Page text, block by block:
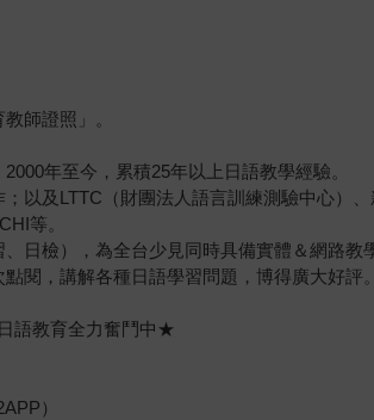
師證照」。
年至今，累積25年以上日語教學經驗。
以及LTTC（財團法人語言訓練測驗中心）
等。
日檢），為全台少見同時具備實體＆網路教
閱，講解各種日語學習問題，博得廣大好評。
語教育全力奮鬥中★
）